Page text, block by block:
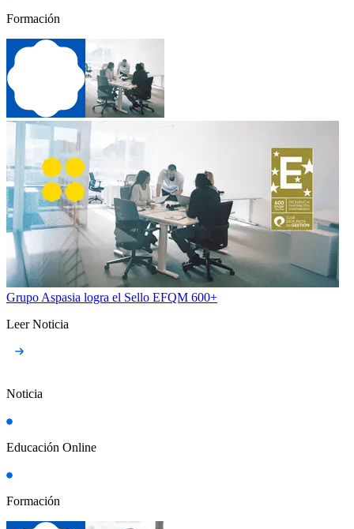
Formación
Grupo Aspasia logra el Sello EFQM 600+
Leer Noticia
Noticia
Educación Online
Formación